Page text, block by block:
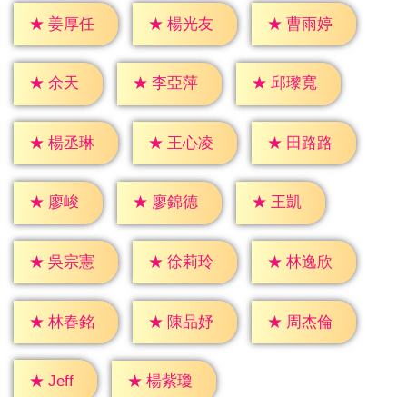
★ 姜厚任 ★ 楊光友 ★ 曹雨婷
★ 余天 ★ 李亞萍 ★ 邱瓈寬
★ 楊丞琳 ★ 王心凌 ★ 田路路
★ 廖峻 ★ 廖錦德 ★ 王凱
★ 吳宗憲 ★ 徐莉玲 ★ 林逸欣
★ 林春銘 ★ 陳品妤 ★ 周杰倫
★ Jeff ★ 楊紫瓊